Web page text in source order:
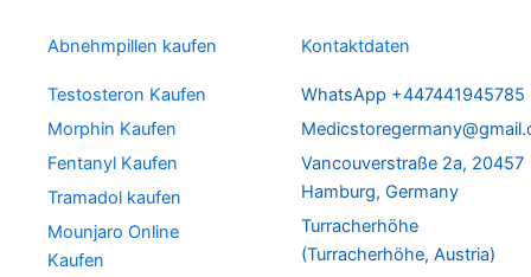
Abnehmpillen kaufen
Testosteron Kaufen
Morphin Kaufen
Fentanyl Kaufen
Tramadol kaufen
Mounjaro Online
Kaufen
Kontaktdaten
WhatsApp +447441945785
Vancouverstraße 2a, 20457
Hamburg, Germany
Turracherhöhe
(Turracherhöhe, Austria)